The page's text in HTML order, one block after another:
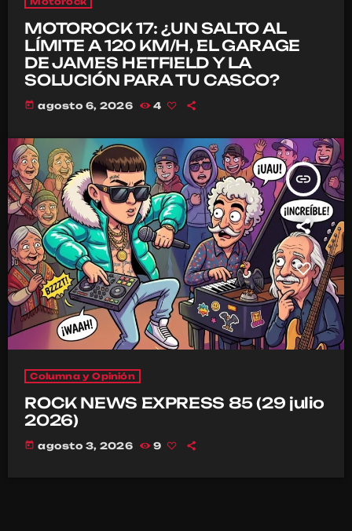
MOTOROCK 17: ¿UN SALTO AL
LÍMITE A 120 KM/H, EL GARAGE
DE JAMES HETFIELD Y LA
SOLUCIÓN PARA TU CASCO?
today agosto 6, 2026 4
insert_link
Columna y Opinión
ROCK NEWS EXPRESS 85 (29 julio
2026)
today agosto 3, 2026 9